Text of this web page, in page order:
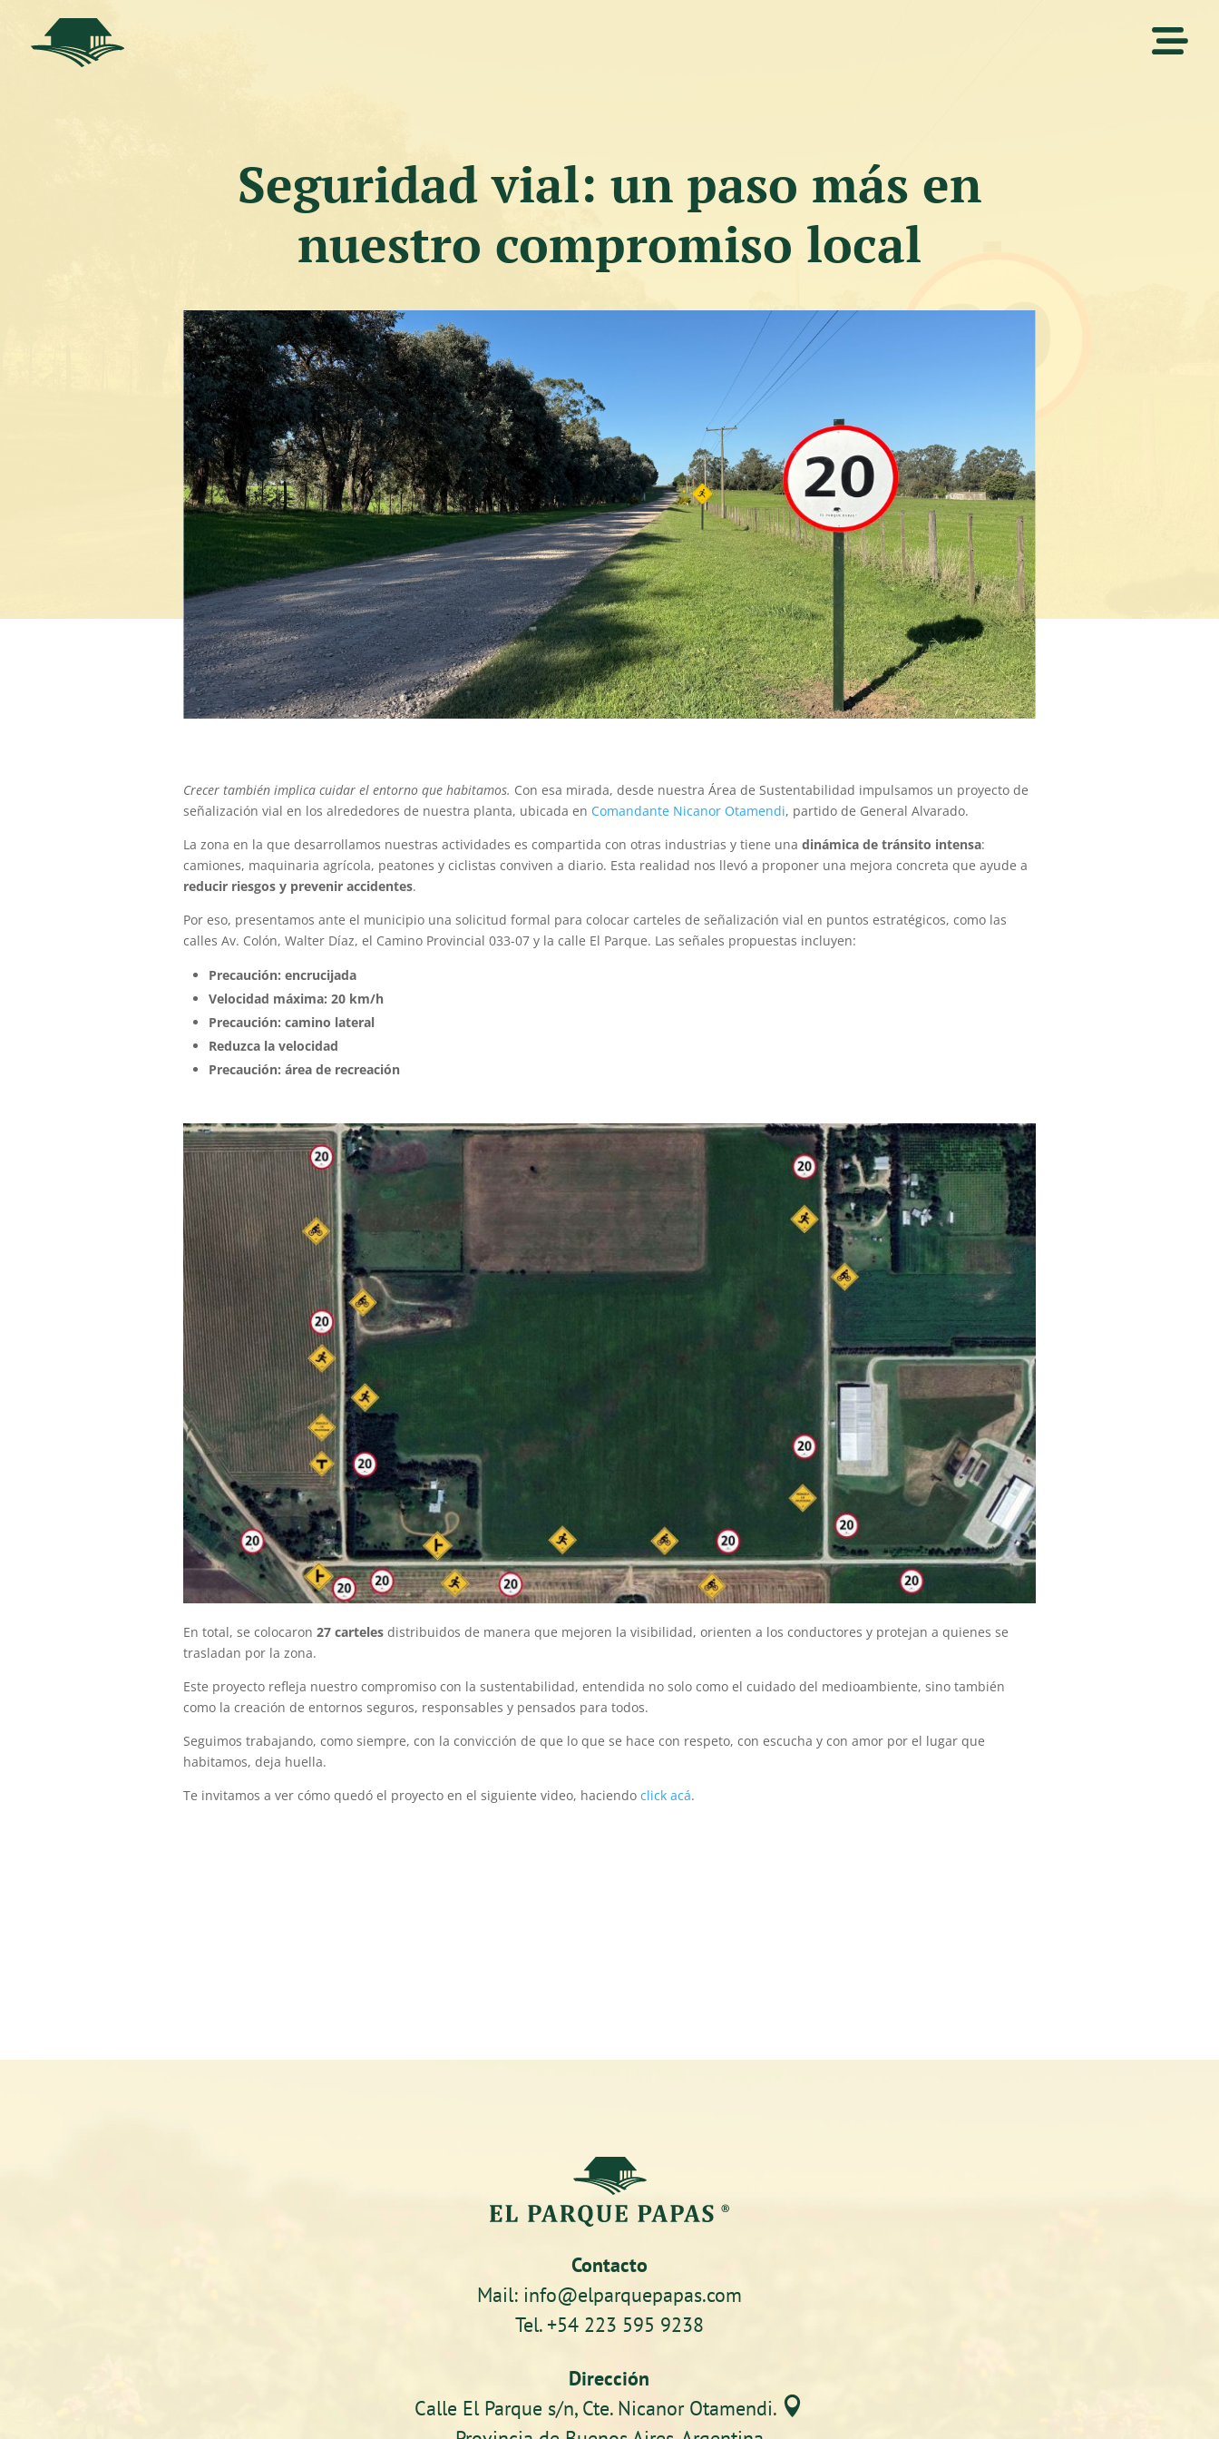
Seguridad vial: un paso más en
nuestro compromiso local
Crecer también implica cuidar el entorno que habitamos. Con esa mirada, desde nuestra Área de Sustentabilidad impulsamos un proyecto de
señalización vial en los alrededores de nuestra planta, ubicada en Comandante Nicanor Otamendi, partido de General Alvarado.
La zona en la que desarrollamos nuestras actividades es compartida con otras industrias y tiene una dinámica de tránsito intensa:
camiones, maquinaria agrícola, peatones y ciclistas conviven a diario. Esta realidad nos llevó a proponer una mejora concreta que ayude a
reducir riesgos y prevenir accidentes.
Por eso, presentamos ante el municipio una solicitud formal para colocar carteles de señalización vial en puntos estratégicos, como las
calles Av. Colón, Walter Díaz, el Camino Provincial 033-07 y la calle El Parque. Las señales propuestas incluyen:
Precaución: encrucijada
Velocidad máxima: 20 km/h
Precaución: camino lateral
Reduzca la velocidad
Precaución: área de recreación
En total, se colocaron 27 cartelesdistribuidos de manera que mejoren la visibilidad, orienten a los conductores y protejan a quienes se
trasladan por la zona.
Este proyecto refleja nuestro compromiso con la sustentabilidad, entendida no solo como el cuidado del medioambiente, sino también
como la creación de entornos seguros, responsables y pensados para todos.
Seguimos trabajando, como siempre, con la convicción de que lo que se hace con respeto, con escucha y con amor por el lugar que
habitamos, deja huella.
Te invitamos a ver cómo quedó el proyecto en el siguiente video, haciendo click acá.
Contacto
Mail: info@elparquepapas.com
Tel. +54 223 595 9238
Dirección
Calle El Parque s/n, Cte. Nicanor Otamendi. 